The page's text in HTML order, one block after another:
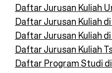
Daftar Jurusan Kuliah
Daftar Jurusan Kuliah
Daftar Jurusan Kuliah
Daftar Jurusan Kuliah
Daftar Program Studi